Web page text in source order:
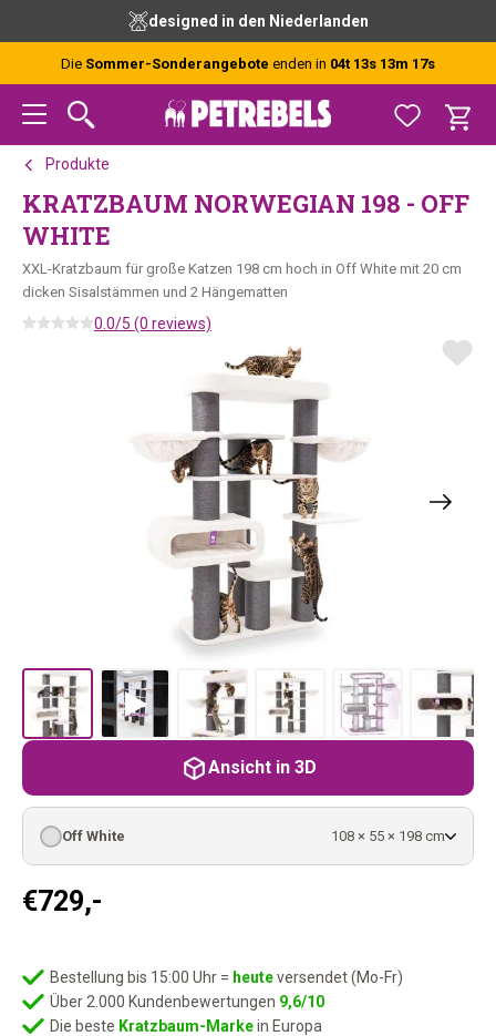
content
designed in den Niederlanden
Die Sommer-Sonderangebote enden in 04t 13s 13m 16s
Produkte
KRATZBAUM NORWEGIAN 198 - OFF
WHITE
XXL-Kratzbaum für große Katzen 198 cm hoch in Off White mit 20 cm
dicken Sisalstämmen und 2 Hängematten
0.0/5 (0 reviews)
€729,-
Off White 108 × 55 × 198 cm
Bestellung bis 15:00 Uhr = heuteversendet (Mo-Fr)
Über 2.000 Kundenbewertungen 9,6/10
Die beste Kratzbaum-Markein Europa
Ansicht in 3D